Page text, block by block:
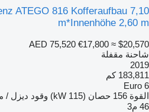
ATEGO 816 Kofferaufbau 7,10
m*Innenhöhe 2,60 m
AED 75,520 €17,800 ≈ $20,570
شاحنة مقفلة
2019
183,811 كم
Euro 6
القوة 156 حصان (115 kW) وقود ديزل /
46 م3